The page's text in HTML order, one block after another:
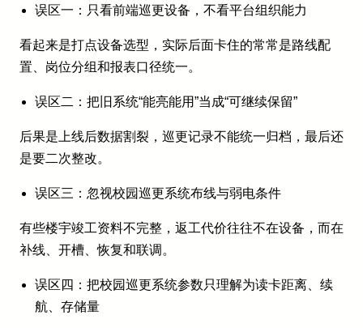
误区一：只看前端巡更设备，不看平台组织能力
看起来是打点设备选型，实际后面卡住的常常是路线配
置、岗位分组和报表口径统一。
误区二：把旧系统“能亮能用”当成“可继续保留”
后果是上线后数据割裂，巡更记录不能统一归档，最后还
是要二次整改。
误区三：忽视校园巡更系统布线与弱电条件
有些楼宇竣工资料不完整，返工代价往往不在设备，而在
补线、开槽、恢复和联调。
误区四：把校园巡更系统参数只理解为读卡距离、续
航、存储量